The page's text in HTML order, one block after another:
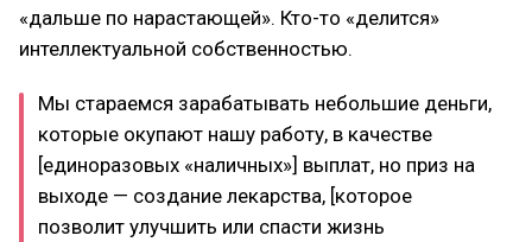
«дальше по нарастающей». Кто-то «делится»
интеллектуальной собственностью.
Мы стараемся зарабатывать небольшие деньги,
которые окупают нашу работу, в качестве
[единоразовых «наличных»] выплат, но приз на
выходе — создание лекарства, [которое
позволит улучшить или спасти жизнь